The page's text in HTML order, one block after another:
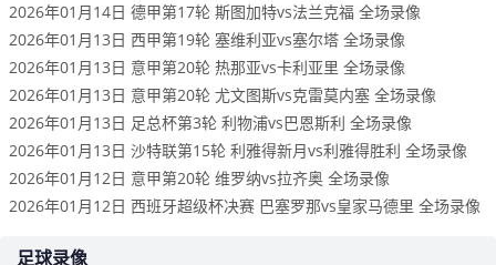
2026年01月14日 德甲第17轮 斯图加特vs法兰克福 全场录像
2026年01月13日 西甲第19轮 塞维利亚vs塞尔塔 全场录像
2026年01月13日 意甲第20轮 热那亚vs卡利亚里 全场录像
2026年01月13日 意甲第20轮 尤文图斯vs克雷莫内塞 全场录像
2026年01月13日 足总杯第3轮 利物浦vs巴恩斯利 全场录像
2026年01月13日 沙特联第15轮 利雅得新月vs利雅得胜利 全场录像
2026年01月12日 意甲第20轮 维罗纳vs拉齐奥 全场录像
2026年01月12日 西班牙超级杯决赛 巴塞罗那vs皇家马德里 全场录像
足球录像